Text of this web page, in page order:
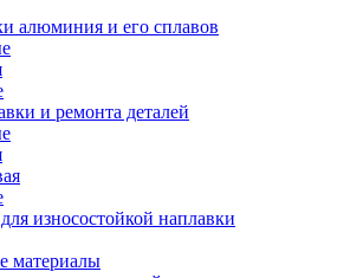
алюминия и его сплавов
и ремонта деталей
износостойкой наплавки
материалы